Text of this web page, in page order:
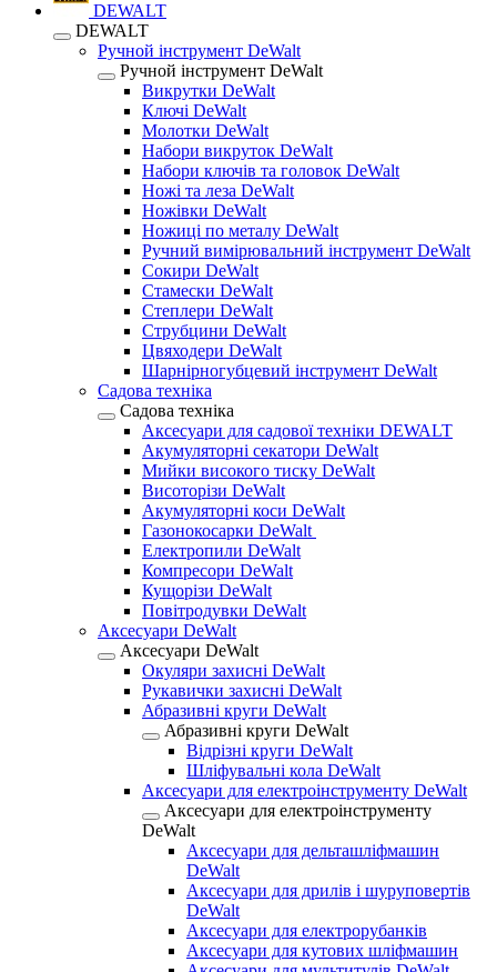
DEWALT
DEWALT
Ручной інструмент DeWalt
Ручной інструмент DeWalt
Викрутки DeWalt
Ключі DeWalt
Молотки DeWalt
Набори викруток DeWalt
Набори ключів та головок DeWalt
Ножі та леза DeWalt
Ножівки DeWalt
Ножиці по металу DeWalt
Ручний вимірювальний інструмент DeWalt
Сокири DeWalt
Стамески DeWalt
Степлери DeWalt
Струбцини DeWalt
Цвяходери DeWalt
Шарнірногубцевий інструмент DeWalt
Садова техніка
Садова техніка
Аксесуари для садової техніки DEWALT
Акумуляторні секатори DeWalt
Мийки високого тиску DeWalt
Висоторізи DeWalt
Акумуляторні коси DeWalt
Газонокосарки DeWalt
Електропили DeWalt
Компресори DeWalt
Кущорізи DeWalt
Повітродувки DeWalt
Аксесуари DeWalt
Аксесуари DeWalt
Окуляри захисні DeWalt
Рукавички захисні DeWalt
Абразивні круги DeWalt
Абразивні круги DeWalt
Відрізні круги DeWalt
Шліфувальні кола DeWalt
Аксесуари для електроінструменту DeWalt
Аксесуари для електроінструменту
DeWalt
Аксесуари для дельташліфмашин
DeWalt
Аксесуари для дрилів і шуруповертів
DeWalt
Аксесуари для електрорубанків
Аксесуари для кутових шліфмашин